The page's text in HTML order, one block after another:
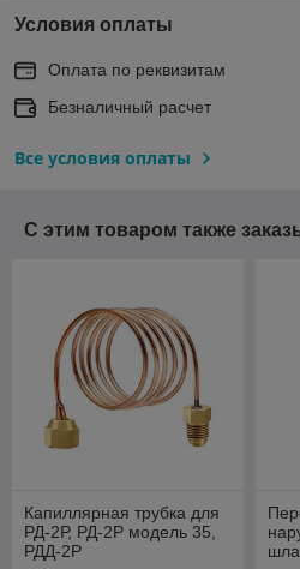
Условия оплаты
Оплата по реквизитам
Безналичный расчет
Все условия оплаты
С этим товаром также
Капиллярная трубка для
РД-2Р, РД-2Р модель 35,
РДД-2Р